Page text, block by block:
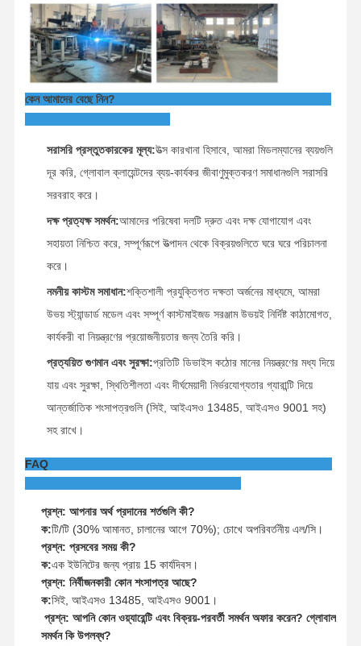
কেন আমাদের বেছে নিন?
সরাসরি প্রস্তুতকারকের মূল্য:উত্স কারখানা হিসাবে, আমরা মিডলম্যানের ব্যয়গুলি
দূর করি, গ্লোবাল ক্লায়েন্টদের ব্যয়-কার্যকর জীবাণুমুক্তকরণ সমাধানগুলি সরাসরি
সরবরাহ করে।
দক্ষ প্রত্যক্ষ সমর্থন:আমাদের পরিষেবা দলটি দ্রুত এবং দক্ষ যোগাযোগ এবং
সহায়তা নিশ্চিত করে, সম্পূর্ণরূপে উত্পাদন থেকে বিক্রয়গুলিতে ঘরে ঘরে পরিচালনা
করে।
নমনীয় কাস্টম সমাধান:শক্তিশালী প্রযুক্তিগত দক্ষতা অর্জনের মাধ্যমে, আমরা
উভয় স্ট্যান্ডার্ড মডেল এবং সম্পূর্ণ কাস্টমাইজড সরঞ্জাম উভয়ই নির্দিষ্ট কাঠামোগত,
কার্যকরী বা নিয়ন্ত্রণের প্রয়োজনীয়তার জন্য তৈরি করি।
প্রত্যয়িত গুণমান এবং সুরক্ষা:প্রতিটি ডিভাইস কঠোর মানের নিয়ন্ত্রণের মধ্য দিয়ে
যায় এবং সুরক্ষা, স্থিতিশীলতা এবং দীর্ঘমেয়াদী নির্ভরযোগ্যতার গ্যারান্টি দিয়ে
আন্তর্জাতিক শংসাপত্রগুলি (সিই, আইএসও 13485, আইএসও 9001 সহ)
সহ রাখে।
FAQ
প্রশ্ন: আপনার অর্থ প্রদানের শর্তগুলি কী?
ক:টি/টি (30% আমানত, চালানের আগে 70%); চোখে অপরিবর্তনীয় এল/সি।
প্রশ্ন: প্রসবের সময় কী?
ক:এক ইউনিটের জন্য প্রায় 15 কার্যদিবস।
প্রশ্ন: নির্বীজনকারী কোন শংসাপত্র আছে?
ক:সিই, আইএসও 13485, আইএসও 9001।
প্রশ্ন: আপনি কোন ওয়্যারেন্টি এবং বিক্রয়-পরবর্তী সমর্থন অফার করেন? গ্লোবাল
সমর্থন কি উপলব্ধ?